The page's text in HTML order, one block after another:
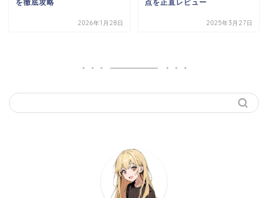
を徹底攻略
2026年1月28日
点を正直レビュー
2025年3月27日